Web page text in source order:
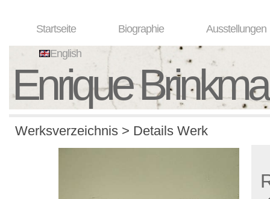
Startseite Biographie Ausstellungen
English
Enrique
Werksverzeichnis > Details Werk